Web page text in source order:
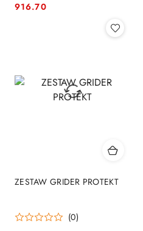
Cena:
Cena:
916.70
ZESTAW GRIDER PROTEKT
(0)